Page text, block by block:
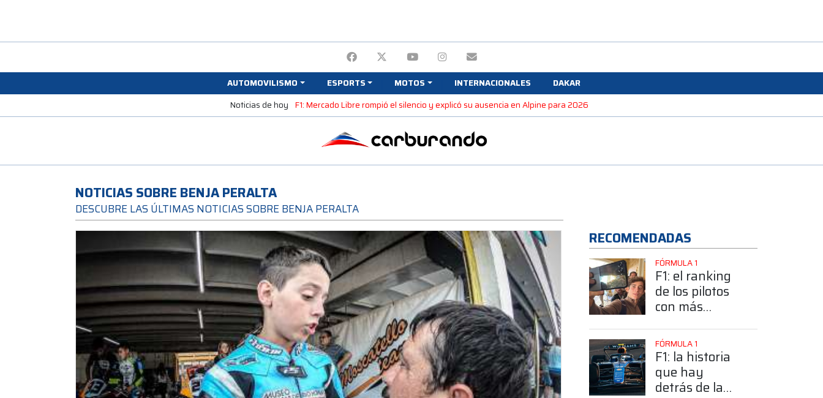
AUTOMOVILISMO ESPORTS MOTOS INTERNACIONALES
DAKAR
Noticias de hoy F1: Mercado Libre rompió el silencio y explicó su ausencia en Alpine para 2026
NOTICIAS SOBRE BENJA PERALTA
DESCUBRE LAS ÚLTIMAS NOTICIAS SOBRE BENJA PERALTA
RECOMENDADAS
FÓRMULA 1
F1: el ranking
de los pilotos
con más
sorprendente
posición de
Colapinto
FÓRMULA 1
F1: la historia
que hay
detrás de la